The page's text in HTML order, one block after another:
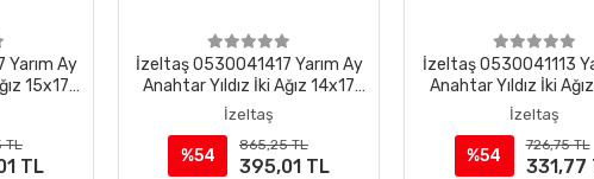
Ay
15x17
TL
TL
İzeltaş 0530041417 Yarım Ay
Anahtar Yıldız İki Ağız 14x17
mm
İzeltaş
%54
865,25 TL
395,01 TL
İzeltaş 0530041113
Anahtar Yıldız İki
mm
İzeltaş
%54
726,75 TL
331,77